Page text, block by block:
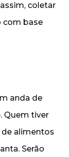
coletar
com base
anda de
Quem tiver
alimentos
Serão